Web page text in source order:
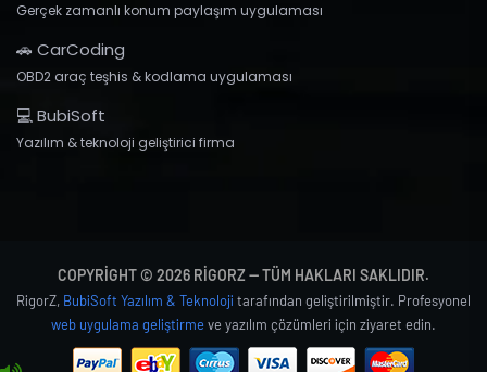
Gerçek zamanlı konum paylaşım uygulaması
🚗 CarCoding
OBD2 araç teşhis & kodlama uygulaması
💻 BubiSoft
Yazılım & teknoloji geliştirici firma
COPYRIGHT © 2026 RIGORZ — TÜM HAKLARI SAKLIDIR.
RigorZ, BubiSoft Yazılım & Teknoloji tarafından geliştirilmiştir. Profesyonel
web uygulama geliştirmeve yazılım çözümleri için ziyaret edin.